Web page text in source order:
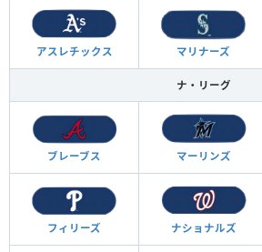
アスレチックス マリナーズ
ナ・リーグ
ブレーブス マーリンズ
フィリーズ ナショナルズ